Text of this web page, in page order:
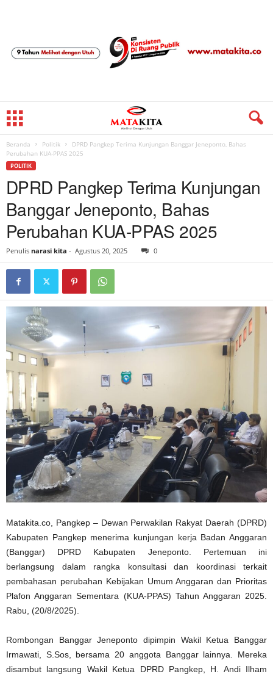
Beranda Politik
DPRD Pangkep Terima Kunjungan Banggar Jeneponto, Bahas
Perubahan KUA-PPAS 2025
POLITIK
DPRD Pangkep Terima Kunjungan
Banggar Jeneponto, Bahas
Perubahan KUA-PPAS 2025
Penulis narasi kita - Agustus 20, 2025 0
Matakita.co, Pangkep – Dewan Perwakilan Rakyat Daerah (DPRD)
Kabupaten Pangkep menerima kunjungan kerja Badan Anggaran
(Banggar) DPRD Kabupaten Jeneponto. Pertemuan ini
berlangsung dalam rangka konsultasi dan koordinasi terkait
pembahasan perubahan Kebijakan Umum Anggaran dan Prioritas
Plafon Anggaran Sementara (KUA-PPAS) Tahun Anggaran 2025.
Rabu, (20/8/2025).
Rombongan Banggar Jeneponto dipimpin Wakil Ketua Banggar
Irmawati, S.Sos, bersama 20 anggota Banggar lainnya. Mereka
disambut langsung Wakil Ketua DPRD Pangkep, H. Andi Ilham